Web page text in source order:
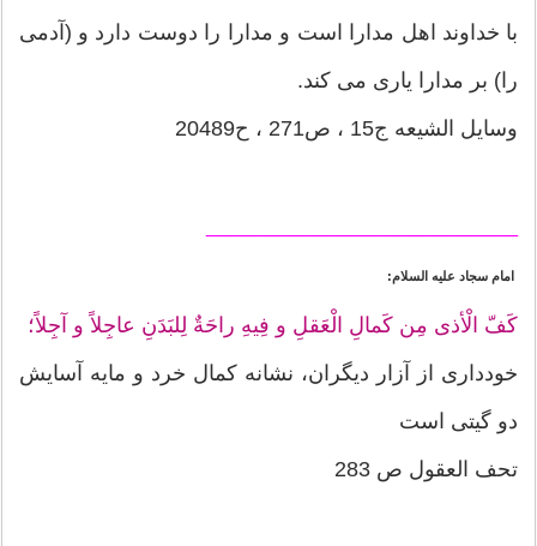
با خداوند اهل مدارا است و مدارا را دوست دارد و (آدمی
را) بر مدارا یاری می کند.
وسایل الشیعه ج15 ، ص271 ، ح20489
امام سجاد علیه السلام:
كَفّ الْأذى مِن كَمالِ الْعَقلِ و فِيهِ راحَةٌ لِلبَدَنِ عاجِلاً و آجِلاً؛
خوددارى از آزار ديگران، نشانه كمال خرد و مايه آسايش
دو گيتى است
تحف العقول ص 283